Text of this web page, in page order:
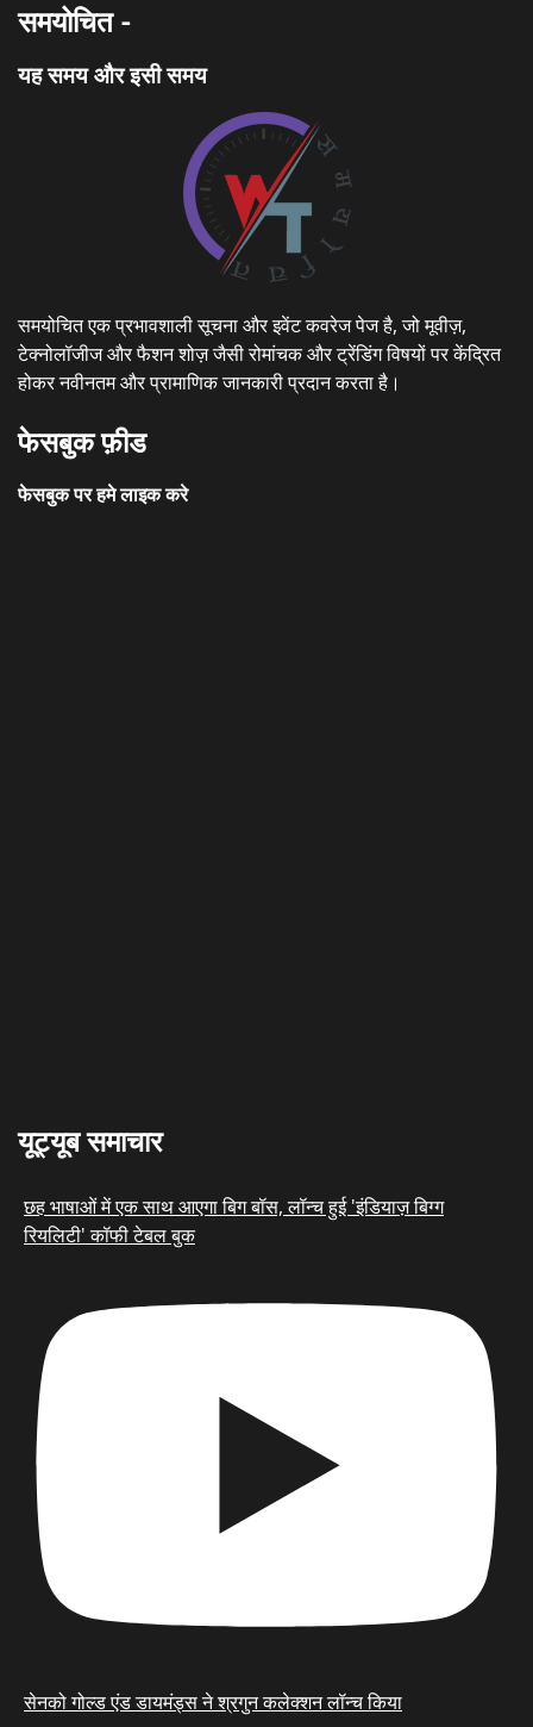
समयोचित -
यह समय और इसी समय
समयोचित एक प्रभावशाली सूचना और इवेंट कवरेज पेज है, जो मूवीज़,
टेक्नोलॉजीज और फैशन शोज़ जैसी रोमांचक और ट्रेंडिंग विषयों पर केंद्रित
होकर नवीनतम और प्रामाणिक जानकारी प्रदान करता है।
फेसबुक फ़ीड
फेसबुक पर हमे लाइक करे
यूट्यूब समाचार
छह भाषाओं में एक साथ आएगा बिग बॉस, लॉन्च हुई 'इंडियाज़ बिग्ग
रियलिटी' कॉफी टेबल बुक
सेनको गोल्ड एंड डायमंड्स ने श्रगुन कलेक्शन लॉन्च किया